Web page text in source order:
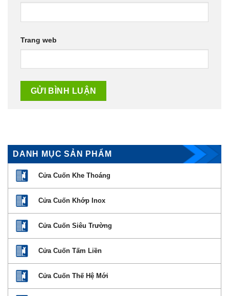
Trang web
DANH MỤC SẢN PHẨM
Cửa Cuốn Khe Thoáng
Cửa Cuốn Khớp Inox
Cửa Cuốn Siêu Trường
Cửa Cuốn Tấm Liền
Cửa Cuốn Thế Hệ Mới